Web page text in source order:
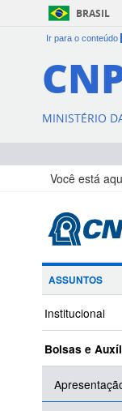
BRASIL
Ir para o conteúdo
MINISTÉRIO
Você está
ASSUNTOS
Institucional
Bolsas e